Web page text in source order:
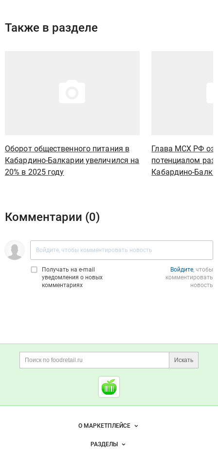
Также в разделе
Оборот общественного питания в
Кабардино-Балкарии увеличился на
20% в 2025 году
Глава МСХ РФ
потенциалом
Кабардино-
Комментарии (0)
Получать на e‑mail
уведомления о новых
комментариях
Войдите, чтобы
комментировать
новость
Дополнительная информация
Поиск по сайту и
Искать
Cсылки на полезные
Foodretail.ru
— продукты
Важные разделы и контакты
Навигация по сайтуО МАРКЕТПЛЕЙСЕ
Новости Foodretail.ru
РАЗДЕЛЫ